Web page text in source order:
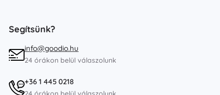
Segítsünk?
info@goodio.hu
24 órákon belül válaszolunk
+36 1 445 0218